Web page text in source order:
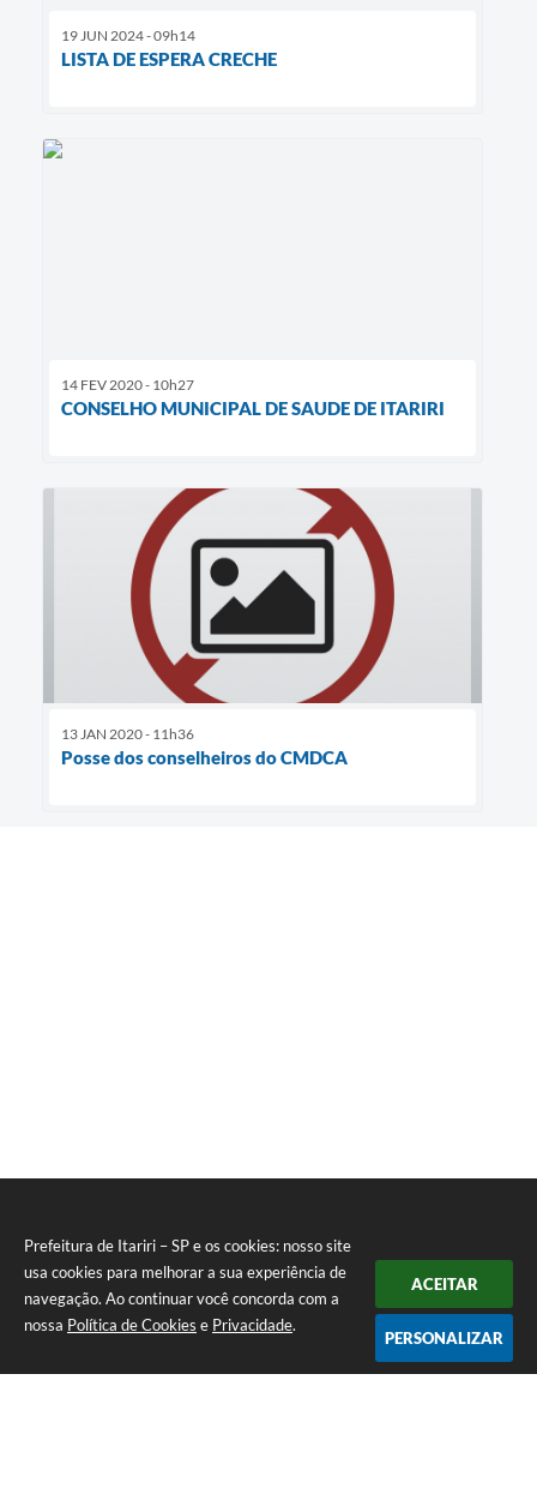
Prefeitura de Itariri – SP e os cookies: nosso site
usa cookies para melhorar a sua experiência de
navegação. Ao continuar você concorda com a
nossa Política de Cookies e Privacidade.
ACEITAR
PERSONALIZAR
19 JUN 2024 - 09h14
LISTA DE ESPERA CRECHE
14 FEV 2020 - 10h27
CONSELHO MUNICIPAL DE SAUDE DE ITARIRI
13 JAN 2020 - 11h36
Posse dos conselheiros do CMDCA